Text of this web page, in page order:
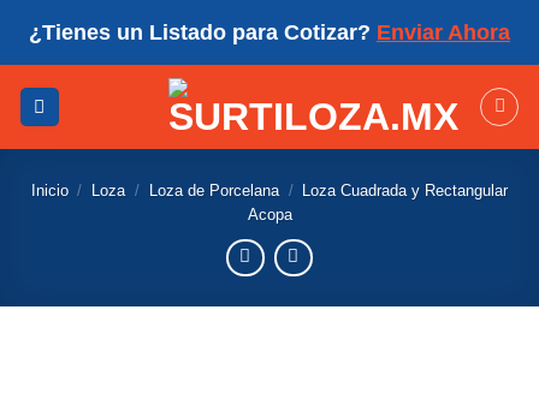
¿Tienes un Listado para Cotizar? Enviar Ahora
Inicio / Loza / Loza de Porcelana /
Loza Cuadrada y Rectangular
Acopa